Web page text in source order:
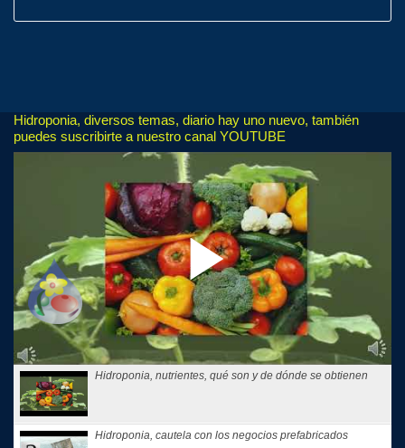
Hidroponia, diversos temas, diario hay uno nuevo, también
puedes suscribirte a nuestro canal YOUTUBE
Hidroponia, nutrientes, qué son y de dónde se obtienen
Hidroponia, cautela con los negocios prefabricados